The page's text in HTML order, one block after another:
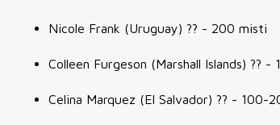
Nicole Frank (Uruguay) ?? - 200 misti
Colleen Furgeson (Marshall Islands) ?? -
Celina Marquez (El Salvador) ?? - 100-